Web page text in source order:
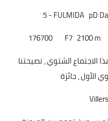
5 - FULMIDA pD
176700
F7 2100 m
الاجتماع الشتوي ، نصيحتنا
الأول ، جائزة